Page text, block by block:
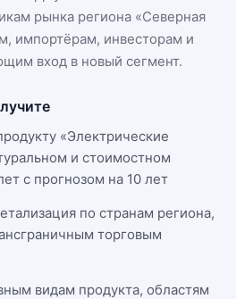
рынка региона «Северная
импортёрам, инвесторам и
вход в новый сегмент.
«Электрические
и стоимостном
с прогнозом на 10 лет
по странам региона,
торговым
видам продукта, областям